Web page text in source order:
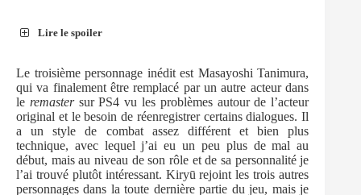
Lire le spoiler
Le troisième personnage inédit est Masayoshi Tanimura,
qui va finalement être remplacé par un autre acteur dans
le remastersur PS4 vu les problèmes autour de l’acteur
original et le besoin de réenregistrer certains dialogues. Il
a un style de combat assez différent et bien plus
technique, avec lequel j’ai eu un peu plus de mal au
début, mais au niveau de son rôle et de sa personnalité je
l’ai trouvé plutôt intéressant. Kiryū rejoint les trois autres
personnages dans la toute dernière partie du jeu, mais je